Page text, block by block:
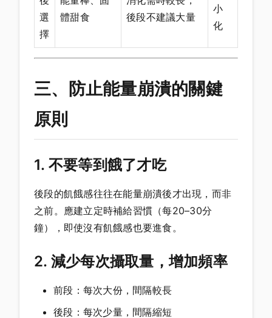
選
擇
體甜食
後段不建議大量
小
化
三、防止能量崩潰的關鍵
原則
1. 不要等到餓了才吃
後段的飢餓感往往在能量崩潰後才出現，而非
之前。應建立定時補給習慣（每20–30分
鐘），即使沒有飢餓感也要進食。
2. 減少每次攝取量，增加頻率
前段：每次大份，間隔較長
後段：每次少量，間隔縮短